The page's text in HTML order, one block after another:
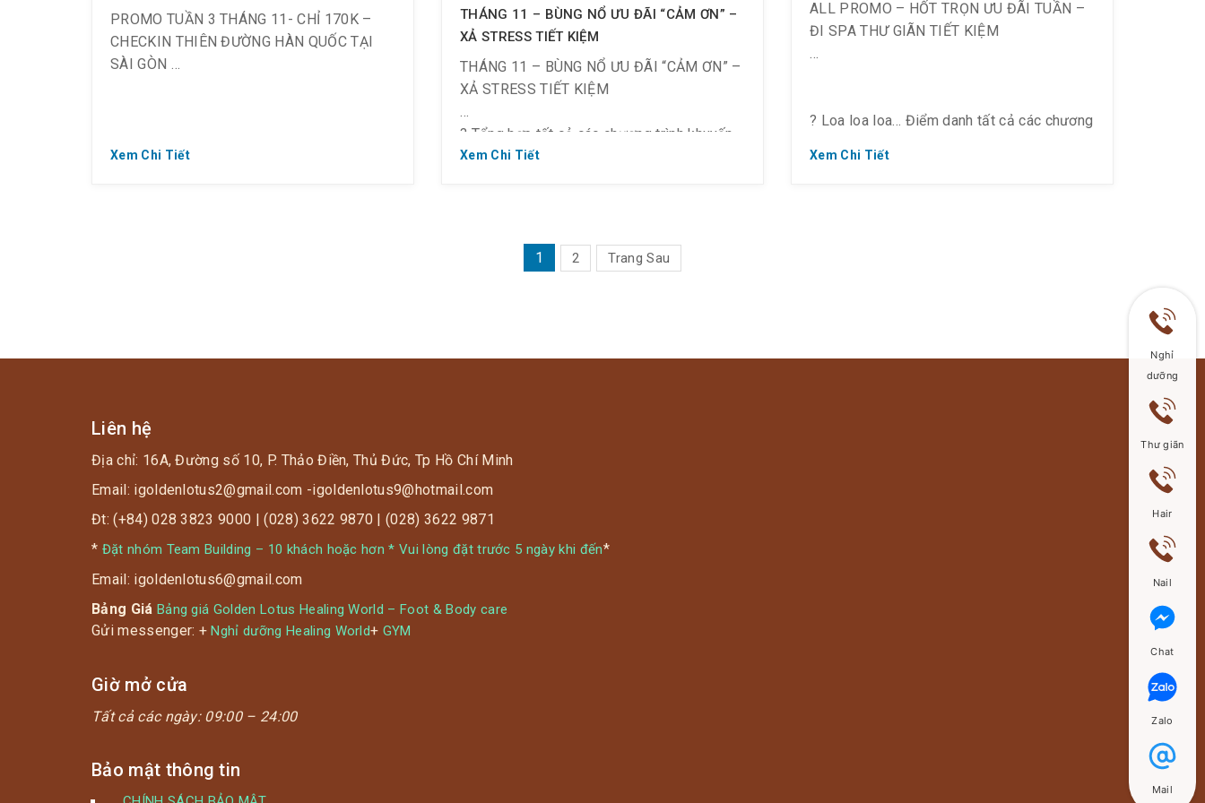
PROMO TUẦN 3 THÁNG 11- CHỈ 170K –
CHECKIN THIÊN ĐƯỜNG HÀN QUỐC TẠI
SÀI GÒN
? Tổng hợp tất cả các chương trình khuyến
⏰ Check-in vào các ngày từ 01/11 ~
30/11/2019 ( cả tháng 11)
Xem Chi Tiết
THÁNG 11 – BÙNG NỔ ƯU ĐÃI “CẢM ƠN” –
XẢ STRESS TIẾT KIỆM
THÁNG 11 – BÙNG NỔ ƯU ĐÃI “CẢM ƠN” –
XẢ STRESS TIẾT KIỆM
? Tổng hợp tất cả các chương trình khuyến
mãi tháng 11.
——————–
….
Xem Chi Tiết
ALL PROMO – HỐT TRỌN ƯU ĐÃI TUẦN –
ĐI SPA THƯ GIÃN TIẾT KIỆM
? Loa loa loa… Điểm danh tất cả các chương
trong tuần này.
Xem Chi Tiết
PHÂN
TRANG
1 2 Trang Sau
Liên hệ
Địa chỉ: 16A, Đường số 10, P. Thảo Điền, Thủ Đức, Tp Hồ Chí Minh
Email: igoldenlotus2@gmail.com -igoldenlotus9@hotmail.com
Đt: (+84) 028 3823 9000 | (028) 3622 9870 | (028) 3622 9871
* Đặt nhóm Team Building – 10 khách hoặc hơn * Vui lòng đặt trước 5 ngày khi đến*
Email: igoldenlotus6@gmail.com
Bảng Giá Bảng giá Golden Lotus Healing World – Foot & Body care
Gửi messenger: +Nghỉ dưỡng Healing World+ GYM
Giờ mở cửa
Tất cả các ngày: 09:00 – 24:00
Bảo mật thông tin
Nghỉ
dưỡng
Thư giãn
Hair
Nail
Chat
Zalo
Mail